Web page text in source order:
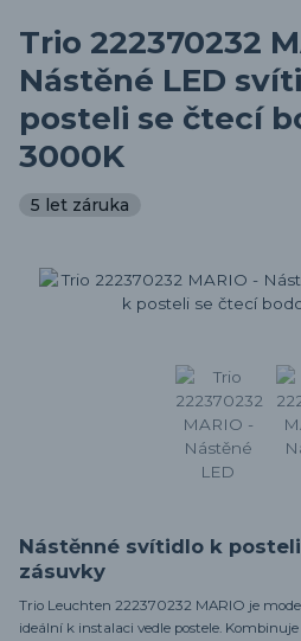
Trio 222370232
Nástěné LED
posteli se čtecí
3000K
5 let záruka
Nástěnné svítidlo k
zásuvky
Trio Leuchten 222370232 MARIO je
ideální k instalaci vedle postele.